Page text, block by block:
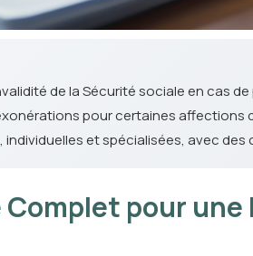
de la Sécurité sociale en cas
pour certaines affections
et spécialisées, avec
pour